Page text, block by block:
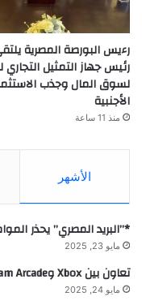
رءيس البورصة المصرية
رئيس جهاز التمثيل التجاري
لسوق المال وجذب
الأجنبية
منذ 11 ساعة
الأشهر
*”البريد المصري” يحذر
مايو 23, 2025
تعاون بين Xbox وAntstream Arcade
مايو 24, 2025